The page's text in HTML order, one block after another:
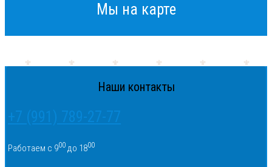
Мы на карте
Наши контакты
+7 (991) 789-27-77
Работаем с 900 до 1800